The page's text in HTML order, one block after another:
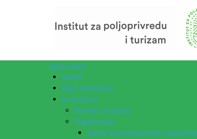
Open menu
Vijesti
Riječ ravnatelja
O Institutu
Povijest Instituta
Organizacija
Zavod za poljoprivredu i prehranu